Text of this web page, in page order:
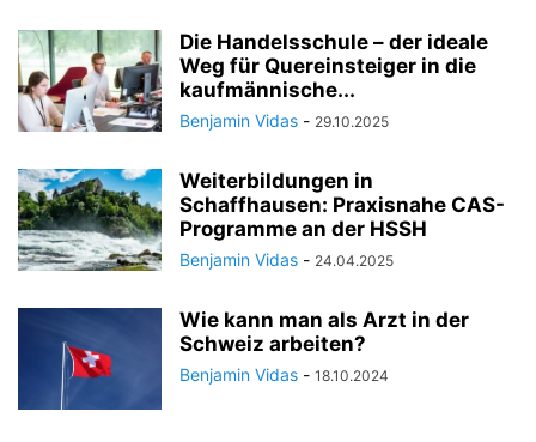
Die Handelsschule – der ideale
Weg für Quereinsteiger in die
kaufmännische...
Benjamin Vidas - 29.10.2025
Weiterbildungen in
Schaffhausen: Praxisnahe CAS-
Programme an der HSSH
Benjamin Vidas - 24.04.2025
Wie kann man als Arzt in der
Schweiz arbeiten?
Benjamin Vidas - 18.10.2024